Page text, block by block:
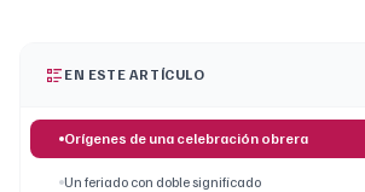
EN ESTE ARTÍCULO
Orígenes de una celebración obrera
Un feriado con doble significado